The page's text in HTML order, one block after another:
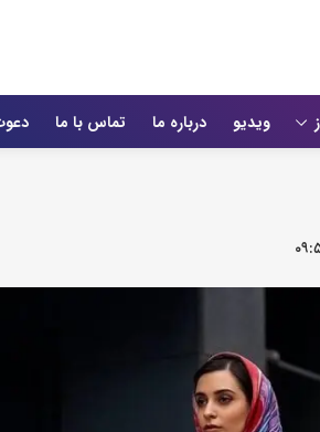
ویدیو درباره ما تماس با ما